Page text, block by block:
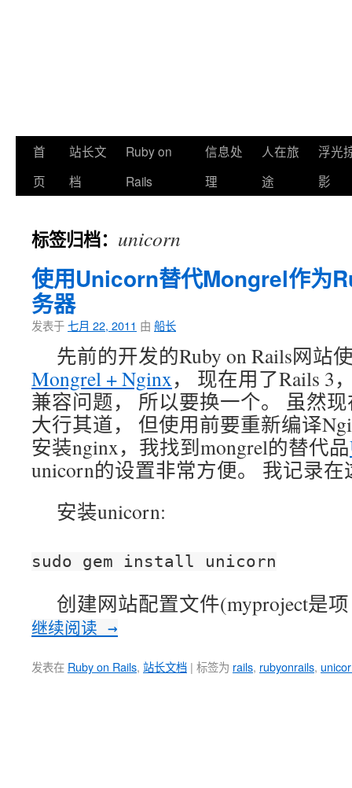
首
页
站长文
档
Ruby on
Rails
信息处
理
人在旅
途
浮光
影
标签归档： unicorn
使用Unicorn替代Mongrel作为
务器
发表于七月 22, 2011 由 船长
先前的开发的Ruby on Rails网站
Mongrel + Nginx， 现在用了Rails 3
兼容问题， 所以要换一个。 虽然
大行其道， 但使用前要重新编译
安装nginx，我找到mongrel的替代品
unicorn的设置非常方便。 我记录
安装unicorn:
sudo gem install unicorn
创建网站配置文件(myproject是
继续阅读 →
发表在 Ruby on Rails, 站长文档 | 标签为 rails, rubyonrails,